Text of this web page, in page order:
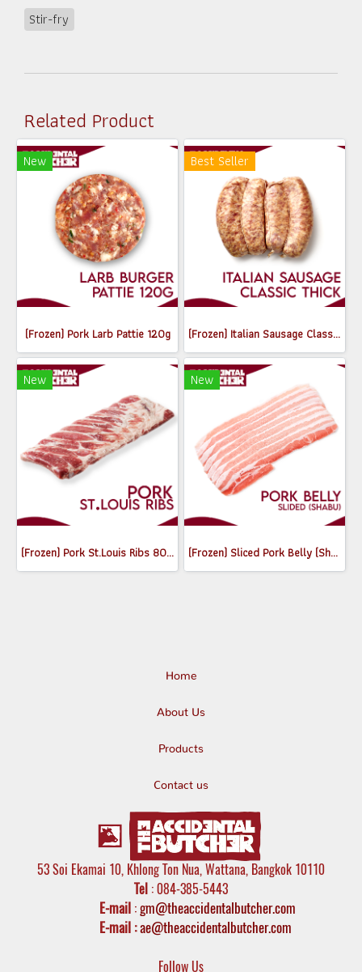
Stir-fry
Related Product
New
(Frozen) Pork Larb Pattie 120g
Best Seller
(Frozen) Italian Sausage Classic (Thick) (550-650g)
New
(Frozen) Pork St.Louis Ribs 800-900g
New
(Frozen) Sliced Pork Belly (Shabu) 250g
Home
About Us
Products
Contact us
53 Soi Ekamai 10, Khlong Ton Nua, Wattana, Bangkok 10110
Tel : 084-385-5443
E-mail:gm@theaccidentalbutcher.com
E-mail :ae@theaccidentalbutcher.com
Follow Us